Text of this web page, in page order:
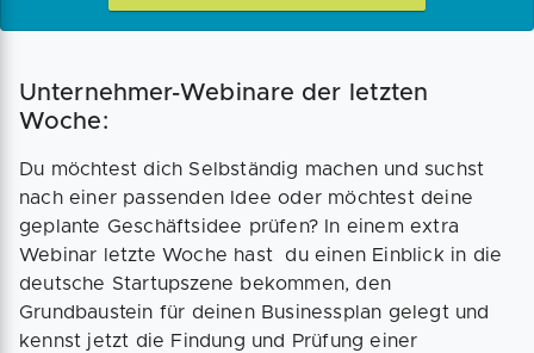
Unternehmer-Webinare der letzten
Woche:
Du möchtest dich Selbständig machen und suchst
nach einer passenden Idee oder möchtest deine
geplante Geschäftsidee prüfen? In einem extra
Webinar letzte Woche hast du einen Einblick in die
deutsche Startupszene bekommen, den
Grundbaustein für deinen Businessplan gelegt und
kennst jetzt die Findung und Prüfung einer